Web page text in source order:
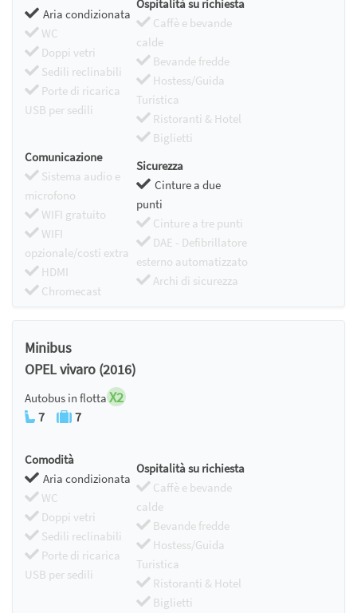
Aria condizionata
WC
Doppi vetri
Sedili reclinabili
Porte di ricarica
USB per sedili
Ospitalità su richiesta
Caffè e bevande
calde
Bevande fredde
Hostess/Guida
Turistica
Ristoranti & Hotel
Biglietti
Comunicazione
Sistema audio e
microfono
WIFI gratuito
WIFI
opzionale/costi extra
HDMI
Chromecast
Sicurezza
Cinture a due
punti
Cinture a tre punti
DAE - Defibrillatore
esterno automatizzato
Archi di sicurezza
Minibus
OPEL vivaro (2016)
Autobus in flotta X2
7 7
Comodità
Aria condizionata
WC
Doppi vetri
Sedili reclinabili
Porte di ricarica
USB per sedili
Ospitalità su richiesta
Caffè e bevande
calde
Bevande fredde
Hostess/Guida
Turistica
Ristoranti & Hotel
Biglietti